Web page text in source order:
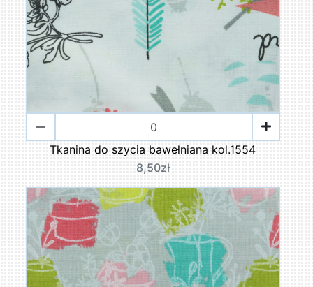
Tkanina do szycia bawełniana kol.1554
8,50zł